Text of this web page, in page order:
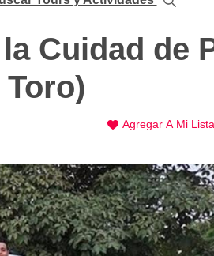
Cuidad de
Agregar A Mi Lista